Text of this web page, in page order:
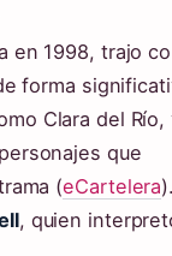
en 1998, trajo
forma
Clara del
que
(eCartelera
, quien